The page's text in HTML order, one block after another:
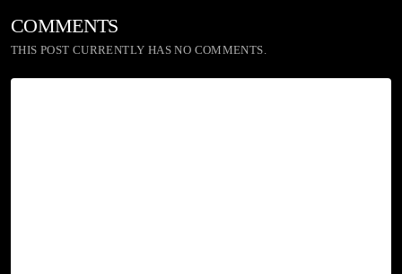
COMMENTS
THIS POST CURRENTLY HAS NO COMMENTS.